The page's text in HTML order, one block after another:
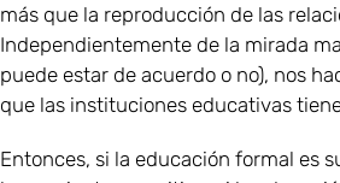
más que la reproducción de las
Independientemente de la mirada
puede estar de acuerdo o no), nos
que las instituciones educativas
Entonces, si la educación formal es